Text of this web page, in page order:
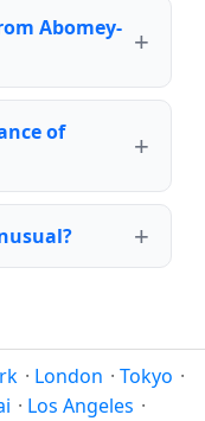
Abomey-
of
· London · Tokyo ·
· Los Angeles ·